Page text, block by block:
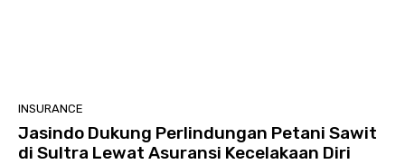
INSURANCE
Jasindo Dukung Perlindungan Petani Sawit
di Sultra Lewat Asuransi Kecelakaan Diri